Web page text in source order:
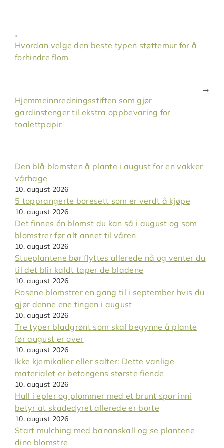
Hvordan velge den beste typen støttemur for å
forhindre flom
Hjemmeinnredningsstiften som gjør
gardinstenger til ekstra oppbevaring for
toalettpapir
Den blå blomsten å plante i august for en vakker
vårhage
10. august 2026
5 topprangerte boresett som er verdt å kjøpe
10. august 2026
Det finnes én blomst du kan så i august og som
blomstrer før alt annet til våren
10. august 2026
Stueplantene bør flyttes allerede nå og venter du
til det blir kaldt taper de bladene
10. august 2026
Rosene blomstrer en gang til i september hvis du
gjør denne ene tingen i august
10. august 2026
Tre typer bladgrønt som skal begynne å plante
før august er over
10. august 2026
Ikke kjemikalier eller salter: Dette vanlige
materialet er betongens største fiende
10. august 2026
Hull i epler og plommer med et brunt spor inni
betyr at skadedyret allerede er borte
10. august 2026
Start mulching med bananskall og se plantene
dine blomstre